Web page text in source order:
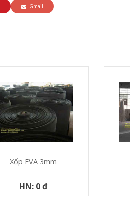
Gmail
Xốp EVA 3mm
HN: 0 đ